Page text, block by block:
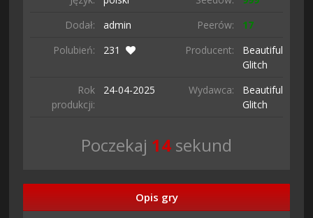
Dodał:
admin Peerów:
17
Polubień:
231 Producent:
Beautiful
Glitch
Rok
produkcji:
24-04-2025 Wydawca:
Beautiful
Glitch
Poczekaj 13 sekund
Opis gry